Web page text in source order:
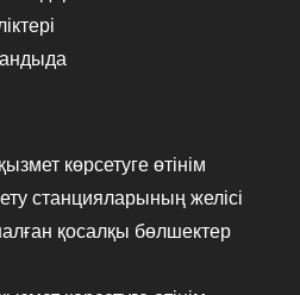
көрсетуге өтінім
станцияларының желісі
қосалқы бөлшектер